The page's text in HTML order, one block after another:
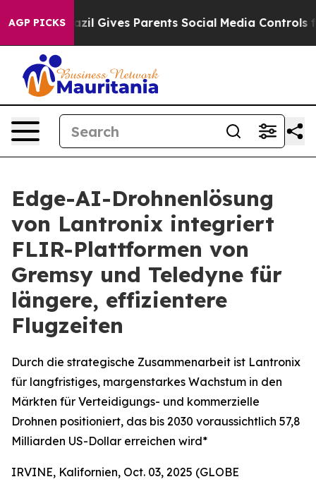
AGP PICKS
Gives Parents Social Media Controls for Their
Edge-AI-Drohnenlösung
von Lantronix integriert
FLIR-Plattformen von
Gremsy und Teledyne für
längere, effizientere
Flugzeiten
Durch die strategische Zusammenarbeit ist Lantronix
für langfristiges, margenstarkes Wachstum in den
Märkten für Verteidigungs- und kommerzielle
Drohnen positioniert, das bis 2030 voraussichtlich 57,8
Milliarden US-Dollar erreichen wird*
IRVINE, Kalifornien, Oct. 03, 2025 (GLOBE